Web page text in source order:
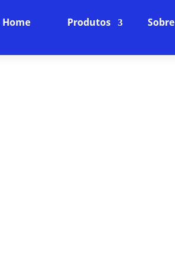
Home Produtos Sobre